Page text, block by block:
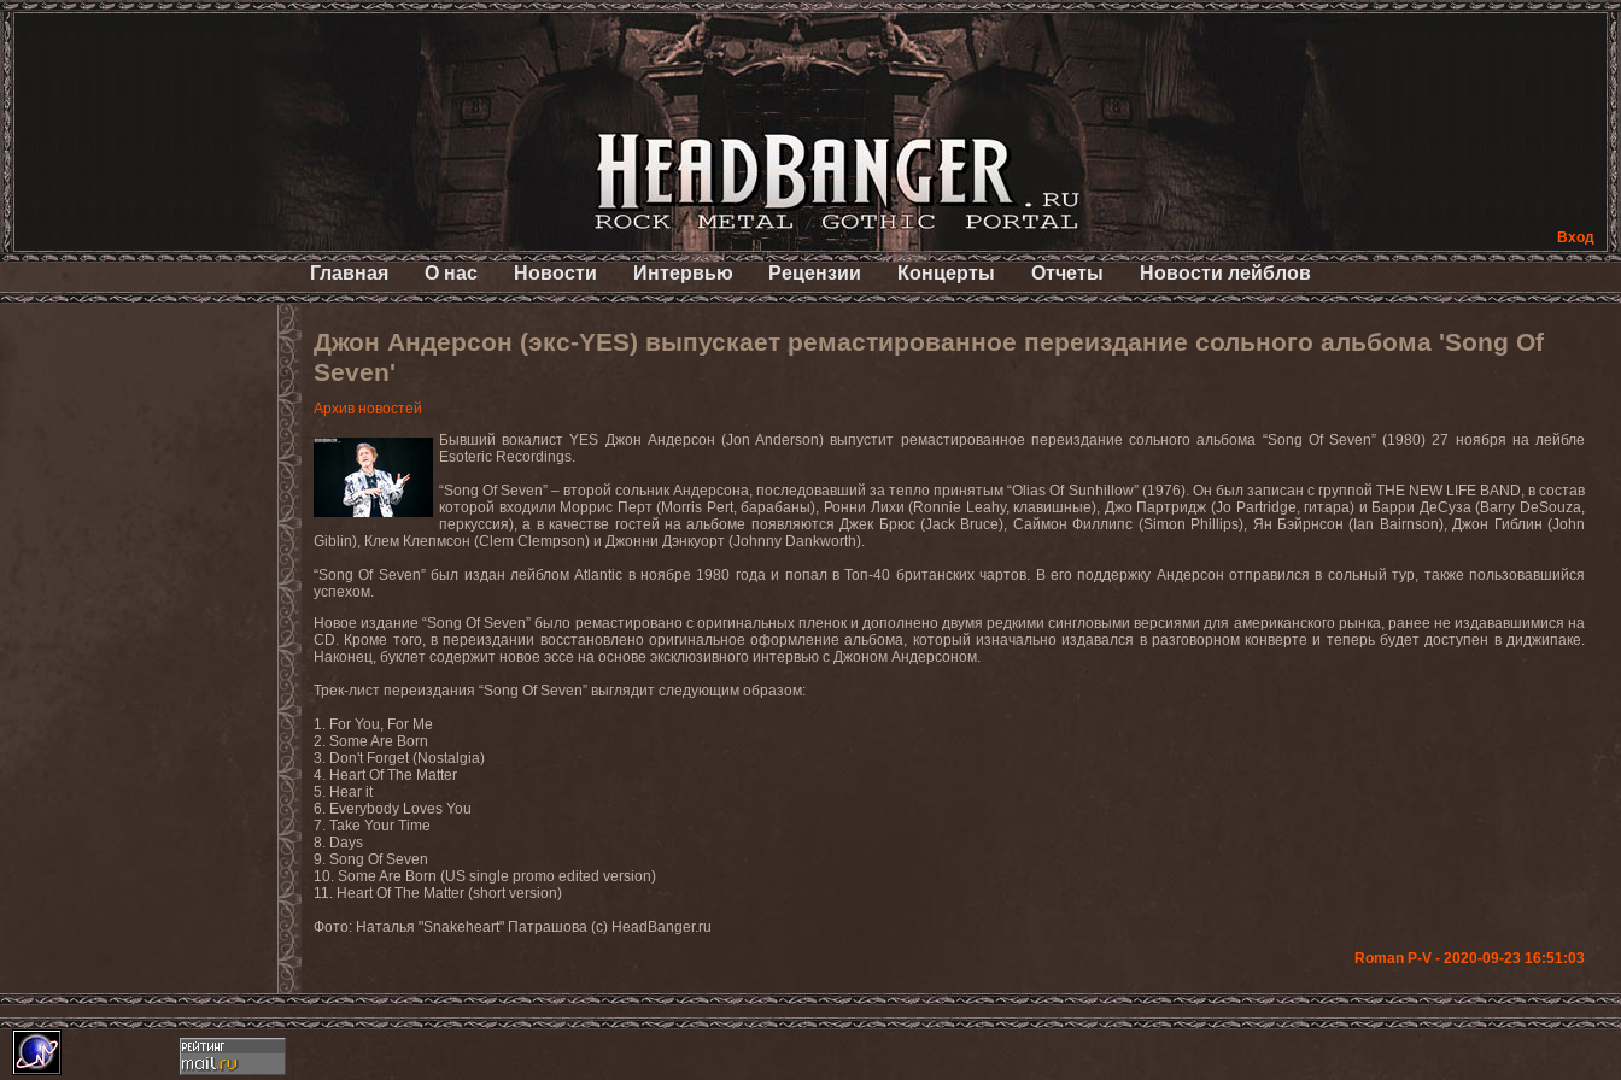
Вход
Главная О нас Новости Интервью Рецензии Концерты Отчеты Новости лейблов
Джон Андерсон (экс-YES) выпускает ремастированное переиздание сольного альбома 'Song Of
Seven'
Архив новостей
Бывший вокалист YES Джон Андерсон (Jon Anderson) выпустит ремастированное переиздание сольного альбома “Song Of Seven” (1980) 27 ноября на лейбле
Esoteric Recordings.
“Song Of Seven” – второй сольник Андерсона, последовавший за тепло принятым “Olias Of Sunhillow” (1976). Он был записан с группой THE NEW LIFE BAND, в состав
которой входили Моррис Перт (Morris Pert, барабаны), Ронни Лихи (Ronnie Leahy, клавишные), Джо Партридж (Jo Partridge, гитара) и Барри ДеСуза (Barry DeSouza,
перкуссия), а в качестве гостей на альбоме появляются Джек Брюс (Jack Bruce), Саймон Филлипс (Simon Phillips), Ян Бэйрнсон (Ian Bairnson), Джон Гиблин (John
Giblin), Клем Клепмсон (Clem Clempson) и Джонни Дэнкуорт (Johnny Dankworth).
“Song Of Seven” был издан лейблом Atlantic в ноябре 1980 года и попал в Топ-40 британских чартов. В его поддержку Андерсон отправился в сольный тур, также пользовавшийся
успехом.
Новое издание “Song Of Seven” было ремастировано с оригинальных пленок и дополнено двумя редкими сингловыми версиями для американского рынка, ранее не издававшимися на
CD. Кроме того, в переиздании восстановлено оригинальное оформление альбома, который изначально издавался в разговорном конверте и теперь будет доступен в диджипаке.
Наконец, буклет содержит новое эссе на основе эксклюзивного интервью с Джоном Андерсоном.
Трек-лист переиздания “Song Of Seven” выглядит следующим образом:
1. For You, For Me
2. Some Are Born
3. Don't Forget (Nostalgia)
4. Heart Of The Matter
5. Hear it
6. Everybody Loves You
7. Take Your Time
8. Days
9. Song Of Seven
10. Some Are Born (US single promo edited version)
11. Heart Of The Matter (short version)
Фото: Наталья "Snakeheart" Патрашова (с) HeadBanger.ru
Roman P-V - 2020-09-23 16:51:03